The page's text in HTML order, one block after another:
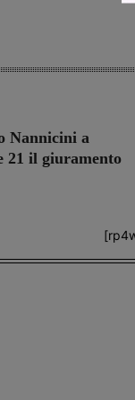
Nannicini a
21 il giuramento